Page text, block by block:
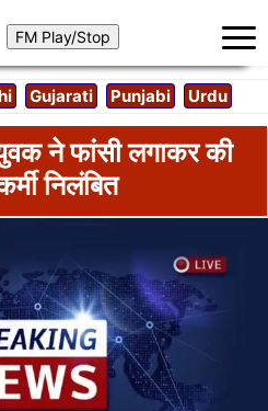
Gujarati Punjabi Urdu
ने फांसी लगाकर की
निलंबित